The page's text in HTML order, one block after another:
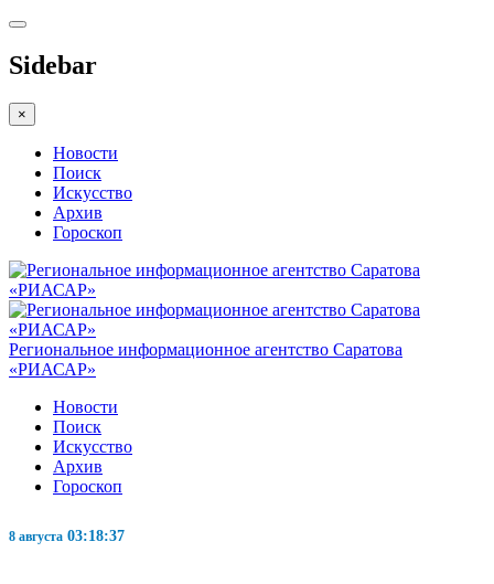
Sidebar
×
Новости
Поиск
Искусство
Архив
Гороскоп
Региональное информационное агентство Саратова
«РИАСАР»
Новости
Поиск
Искусство
Архив
Гороскоп
8 августа 03:18:38